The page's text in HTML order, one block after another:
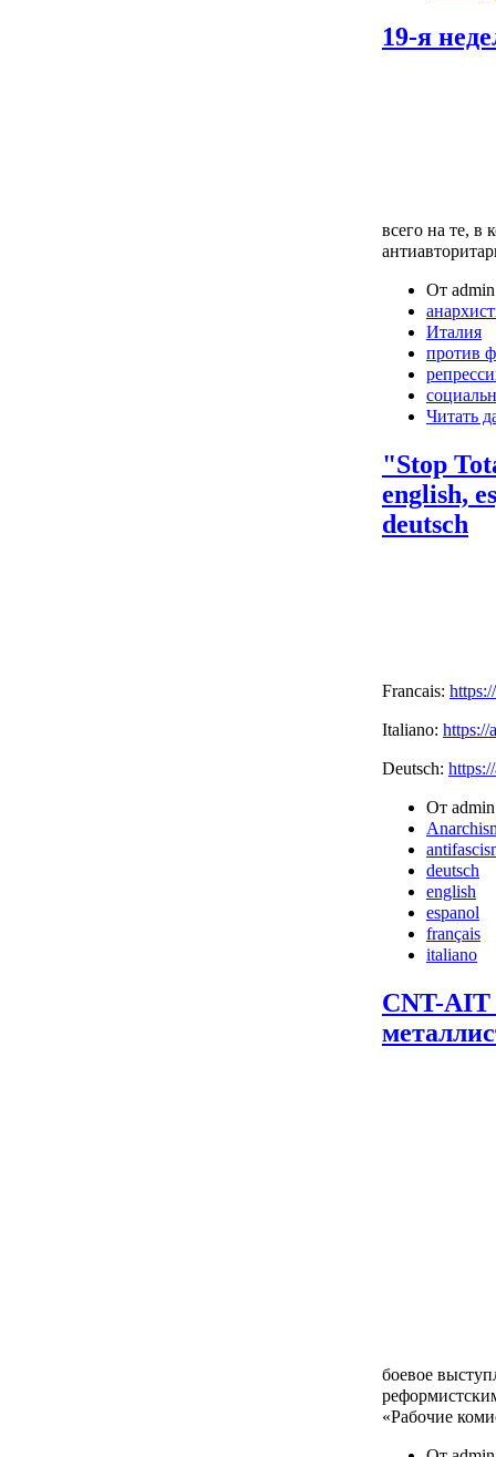
19-я
всего на те, в
От
Италия
против
Читать
"Stop
english,
deutsch
Francais:
Italiano: https://
Deutsch:
От
deutsch
english
espanol
français
italiano
CNT-AIT
боевое
«Рабочие